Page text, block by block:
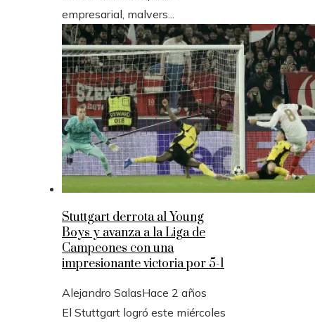
empresarial, malvers...
Stuttgart derrota al Young
Boys y avanza a la Liga de
Campeones con una
impresionante victoria por 5-1
Alejandro SalasHace 2 años
El Stuttgart logró este miércoles